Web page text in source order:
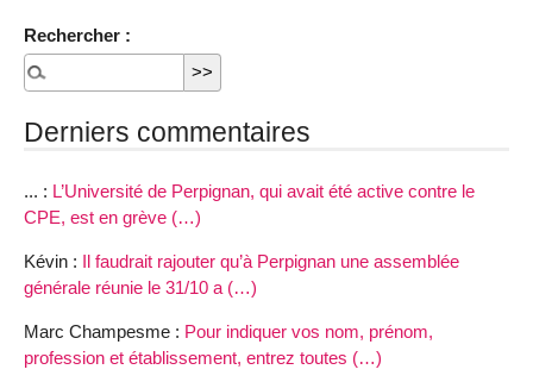
Rechercher :
Derniers commentaires
... : L’Université de Perpignan, qui avait été active contre le
CPE, est en grève (…)
Kévin : Il faudrait rajouter qu’à Perpignan une assemblée
générale réunie le 31/10 a (…)
Marc Champesme : Pour indiquer vos nom, prénom,
profession et établissement, entrez toutes (…)